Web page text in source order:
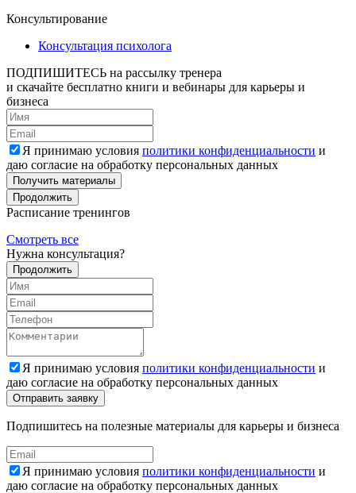
Консультирование
Консультация психолога
ПОДПИШИТЕСЬ на рассылку тренера
и скачайте бесплатно книги и вебинары для карьеры и
бизнеса
Я принимаю условия политики конфиденциальности и
даю согласие на обработку персональных данных
Получить материалы
Продолжить
Расписание тренингов
Смотреть все
Нужна консультация?
Продолжить
Я принимаю условия политики конфиденциальности и
даю согласие на обработку персональных данных
Подпишитесь на полезные материалы для карьеры и бизнеса
Я принимаю условия политики конфиденциальности и
даю согласие на обработку персональных данных